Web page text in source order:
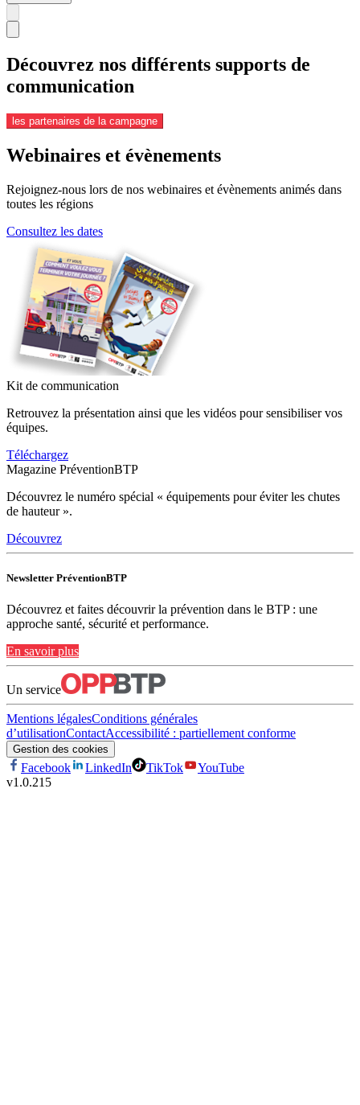
Découvrez nos différents supports de
communication
les partenaires de la campagne
Webinaires et évènements
Rejoignez-nous lors de nos webinaires et évènements animés dans
toutes les régions
Consultez les dates
Kit de communication
Retrouvez la présentation ainsi que les vidéos pour sensibiliser vos
équipes.
Téléchargez
Magazine PréventionBTP
Découvrez le numéro spécial « équipements pour éviter les chutes
de hauteur ».
Découvrez
Newsletter PréventionBTP
Découvrez et faites découvrir la prévention dans le BTP : une
approche santé, sécurité et performance.
En savoir plus
Un service
Mentions légalesConditions générales
d’utilisationContactAccessibilité : partiellement conforme
Gestion des cookies
Facebook LinkedIn TikTok
YouTube
v1.0.215